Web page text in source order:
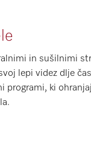
in sušilnimi
lepi videz dlje
programi, ki